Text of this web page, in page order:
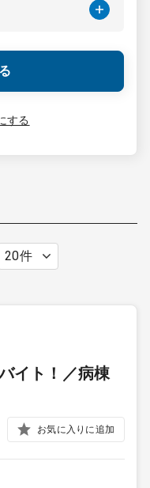
（平日）
する
イト！／病棟
お気に入りに追加